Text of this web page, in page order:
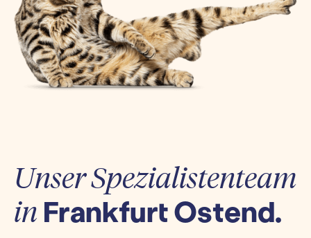
Unser Spezialistenteam
in Frankfurt Ostend.